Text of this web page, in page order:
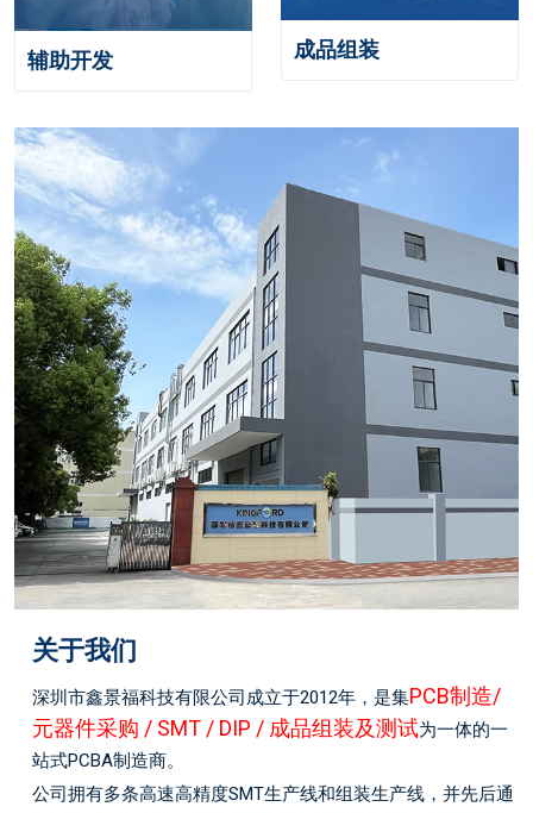
辅助开发 成品组装
关于我们
深圳市鑫景福科技有限公司成立于2012年，是集PCB制造/
元器件采购 / SMT / DIP / 成品组装及测试为一体的一
站式PCBA制造商。
公司拥有多条高速高精度SMT生产线和组装生产线，并先后通